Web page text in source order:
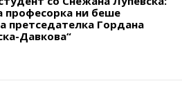
професорка ни беше
претседателка Гордана
Давкова“